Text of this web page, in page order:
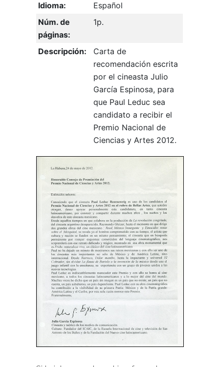
Idioma:
Español
Núm. de
páginas:
1p.
Descripción:
Carta de
recomendación escrita
por el cineasta Julio
García Espinosa, para
que Paul Leduc sea
candidato a recibir el
Premio Nacional de
Ciencias y Artes 2012.